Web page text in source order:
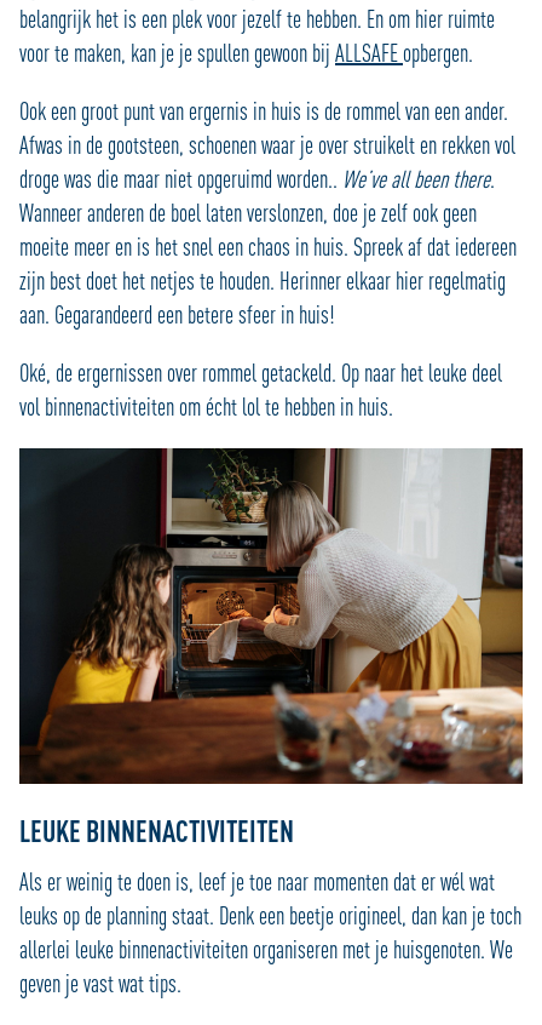
belangrijk het is een plek voor jezelf te hebben. En om hier ruimte
voor te maken, kan je je spullen gewoon bij ALLSAFEopbergen.
Ook een groot punt van ergernis in huis is de rommel van een ander.
Afwas in de gootsteen, schoenen waar je over struikelt en rekken vol
droge was die maar niet opgeruimd worden.. We’ve all been there.
Wanneer anderen de boel laten verslonzen, doe je zelf ook geen
moeite meer en is het snel een chaos in huis. Spreek af dat iedereen
zijn best doet het netjes te houden. Herinner elkaar hier regelmatig
aan. Gegarandeerd een betere sfeer in huis!
Oké, de ergernissen over rommel getackeld. Op naar het leuke deel
vol binnenactiviteiten om écht lol te hebben in huis.
LEUKE BINNENACTIVITEITEN
Als er weinig te doen is, leef je toe naar momenten dat er wél wat
leuks op de planning staat. Denk een beetje origineel, dan kan je toch
allerlei leuke binnenactiviteiten organiseren met je huisgenoten. We
geven je vast wat tips.